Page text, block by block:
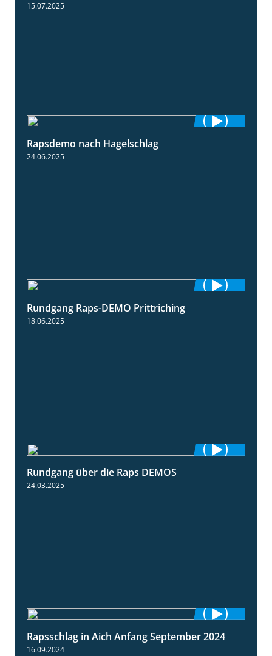
15.07.2025
Rapsdemo nach Hagelschlag
24.06.2025
Rundgang Raps-DEMO Prittriching
18.06.2025
Rundgang über die Raps DEMOS
24.03.2025
1:50
Rapsschlag in Aich Anfang September 2024
16.09.2024